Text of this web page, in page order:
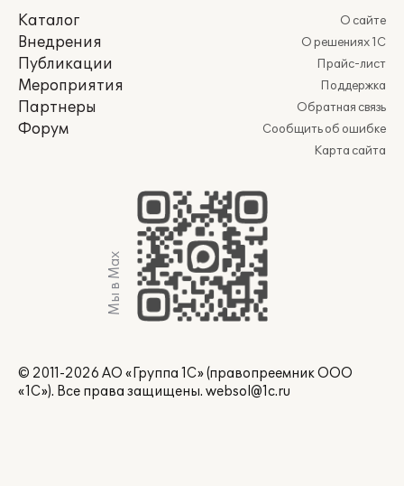
Каталог
Внедрения
Публикации
Мероприятия
Партнеры
Форум
О сайте
О решениях 1С
Прайс-лист
Поддержка
Обратная связь
Сообщить об ошибке
Карта сайта
Мы в Max
© 2011-2026 АО «Группа 1С» (правопреемник ООО
«1С»). Все права защищены. websol@1c.ru